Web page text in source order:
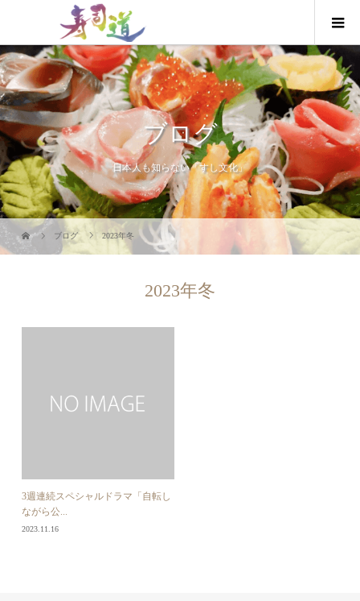
ブログ
日本人も知らない「すし文化」
ブログ 2023年冬
2023年冬
3週連続スペシャルドラマ「自転し
ながら公...
2023.11.16